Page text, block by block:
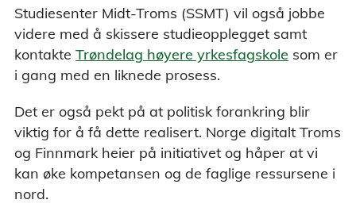
Studiesenter Midt-Troms (SSMT) vil også jobbe
videre med å skissere studieopplegget samt
kontakte Trøndelag høyere yrkesfagskole som er
i gang med en liknede prosess.
Det er også pekt på at politisk forankring blir
viktig for å få dette realisert. Norge digitalt Troms
og Finnmark heier på initiativet og håper at vi
kan øke kompetansen og de faglige ressursene i
nord.